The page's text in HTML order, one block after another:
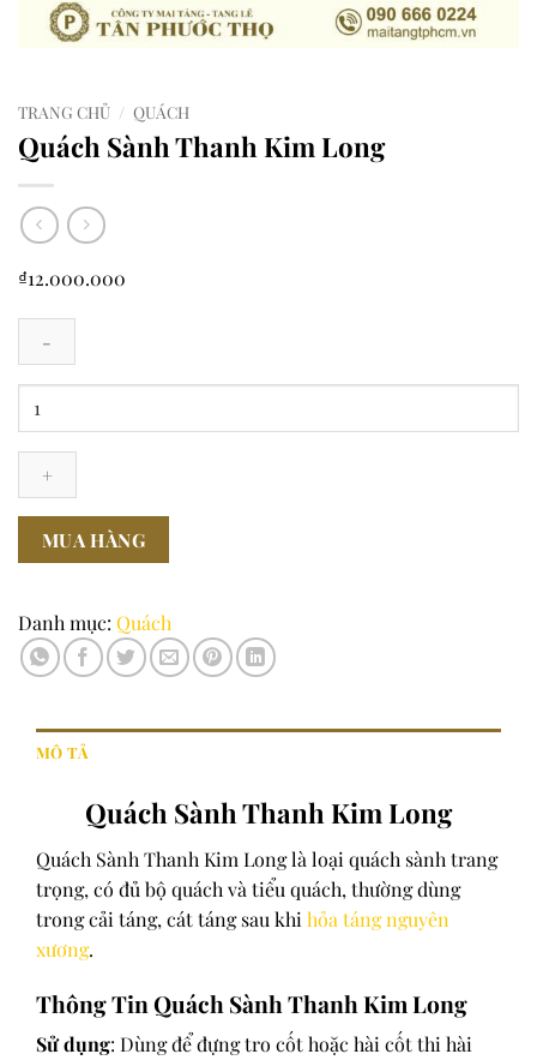
TRANG CHỦ / QUÁCH
Quách Sành Thanh Kim Long
₫12.000.000
Sành
Thanh
Kim
Long
lượng
MUA HÀNG
Danh mục: Quách
MÔ TẢ
Quách Sành Thanh Kim Long
Quách Sành Thanh Kim Long là loại quách sành trang
trọng, có đủ bộ quách và tiểu quách, thường dùng
trong cải táng, cát táng sau khi hỏa táng nguyên
xương.
Thông Tin Quách Sành Thanh Kim Long
Sử dụng: Dùng để đựng tro cốt hoặc hài cốt thi hài